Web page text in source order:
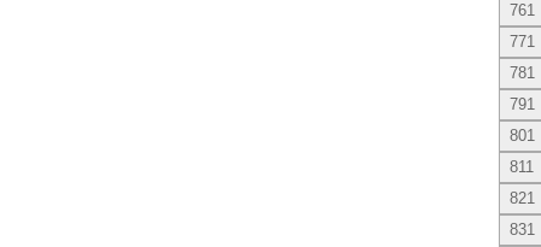
761
771
781
791
801
811
821
831